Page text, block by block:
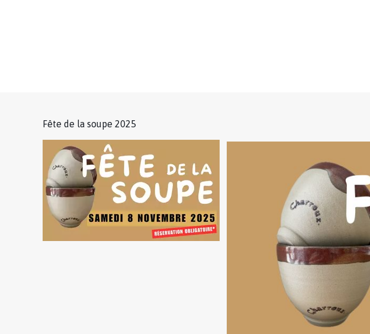
Fête de la soupe 2025